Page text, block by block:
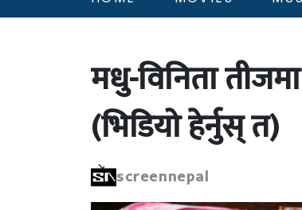
मधु-विनिता
(भिडियो हेर्नुस् त)
screennepal